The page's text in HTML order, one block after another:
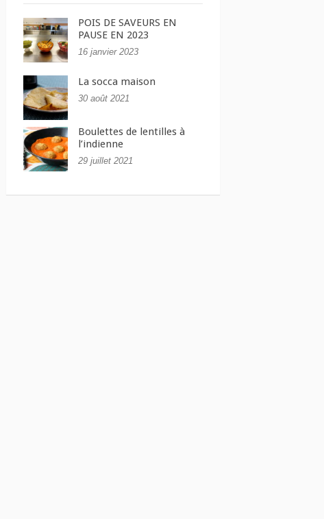
POIS DE SAVEURS EN
PAUSE EN 2023
16 janvier 2023
La socca maison
30 août 2021
Boulettes de lentilles à
l’indienne
29 juillet 2021